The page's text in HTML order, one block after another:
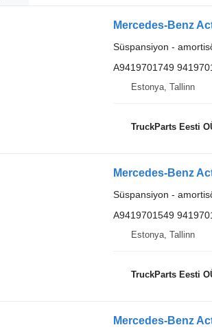
Süspansiyon -
A9419701749
Estonya, Tallinn
TruckParts Eesti
Süspansiyon -
A9419701549
Estonya, Tallinn
TruckParts Eesti
Mercedes-Benz